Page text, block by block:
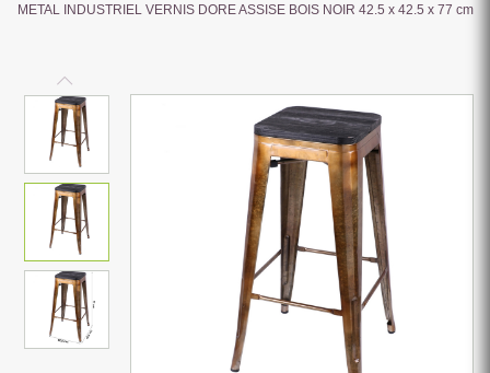
METAL INDUSTRIEL VERNIS DORE ASSISE BOIS NOIR 42.5 x 42.5 x 77 cm